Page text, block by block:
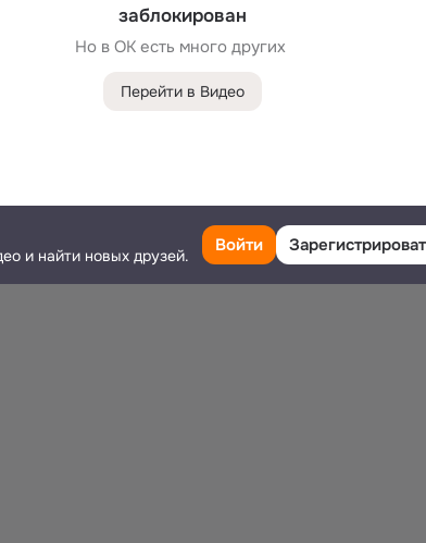
заблокирован
Но в ОК есть много других
Перейти в Видео
и найти новых друзей.
Войти